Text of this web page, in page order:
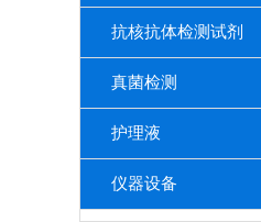
抗核抗体检测试剂
真菌检测
护理液
仪器设备